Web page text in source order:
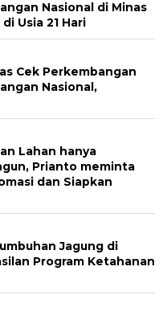
Nasional di Minas
Usia 21 Hari
Cek Perkembangan
Nasional,
Lahan hanya
Prianto meminta
dan Siapkan
Jagung di
Program Ketahanan